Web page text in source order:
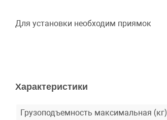
Для установки необходим приямок
Характеристики
Грузоподъемность максимальная (кг)